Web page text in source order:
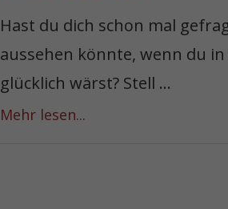
Hast du dich schon mal
aussehen könnte, wenn du
glücklich wärst? Stell ...
Mehr lesen...